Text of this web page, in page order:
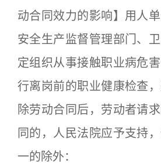
动合同效力的影响】用人
安全生产监督管理部门、
定组织从事接触职业病危
行离岗前的职业健康检查
除劳动合同后，劳动者请
同的，人民法院应予支持
一的除外：